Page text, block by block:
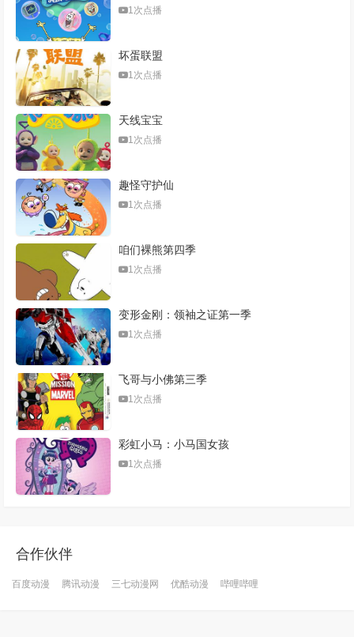
1次点播
坏蛋联盟
1次点播
天线宝宝
1次点播
趣怪守护仙
1次点播
咱们裸熊第四季
1次点播
变形金刚：领袖之证第一季
1次点播
飞哥与小佛第三季
1次点播
彩虹小马：小马国女孩
1次点播
合作伙伴
百度动漫 腾讯动漫 三七动漫网 优酷动漫 哔哩哔哩